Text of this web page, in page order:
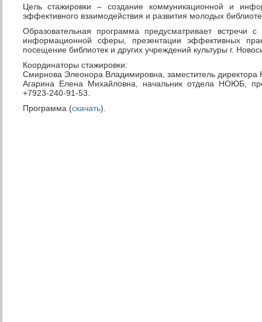
Цель стажировки – создание коммуникационной и
эффективного взаимодействия и развития молодых
Образовательная программа предусматривает встречи
информационной сферы, презентации эффективных
посещение библиотек и других учреждений культуры г.
Координаторы стажировки:
Смирнова Элеонора Владимировна, заместитель
Агарина Елена Михайловна, начальник отдела НОЮБ,
+7923-240-91-53.
Программа (скачать).